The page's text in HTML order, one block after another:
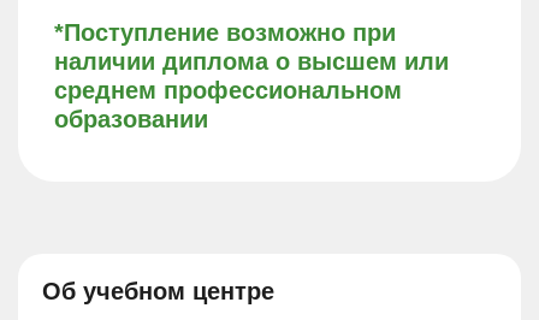
*Поступление возможно при
наличии диплома о высшем или
среднем профессиональном
образовании
Об учебном центре